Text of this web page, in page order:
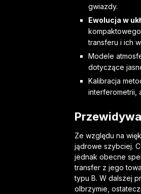
gwiazdy.
Ewolucja w
transferu i ich
Modele
dotyczące
Kalibracja
interferometrii,
Ze względu na
jądrowe szybciej.
jednak obecne
transfer z jego
typu B. W dalszej
olbrzymie,